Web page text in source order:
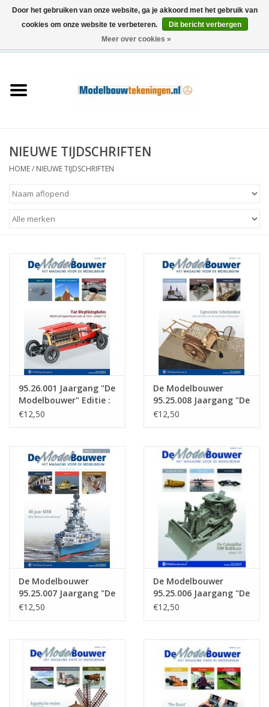
Schepen
Houtbouw
Scenery
Documentatie
Tijdschriften
Nieuwe tekeningen
NIEUWE TIJDSCHRIFTEN
ABONNEMENT DE
MODELBOUWER
NIEUWE TIJDSCHRIFTEN
HOME/ NIEUWE TIJDSCHRIFTEN
95.26.001 Jaargang "De
Modelbouwer" Editie :
95.26.001 (PDF)
€12,50
De Modelbouwer
95.25.008 Jaargang "De
Modelbouwer" Editie :
€12,50
De Modelbouwer
95.25.007 Jaargang "De
Modelbouwer" Editie :
€12,50
De Modelbouwer
95.25.006 Jaargang "De
Modelbouwer" Editie :
€12,50
Door het gebruiken van onze website, ga je akkoord met het gebruik van
cookies om onze website te verbeteren.
Dit bericht verbergen
Meer over cookies »